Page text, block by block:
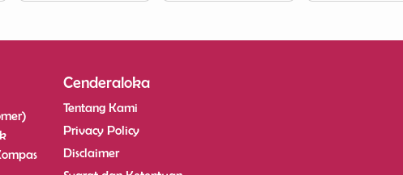
Cenderaloka
Tentang Kami
Privacy Policy
Disclaimer